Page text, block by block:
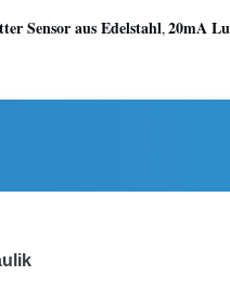
Sensor aus Edelstahl,20mA